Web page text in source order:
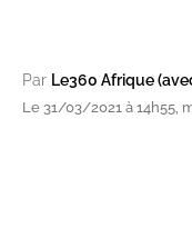
Par Le360 Afrique
Le 31/03/2021 à 14h55,